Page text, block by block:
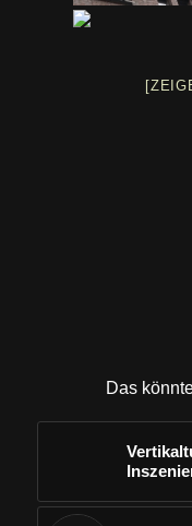
Das